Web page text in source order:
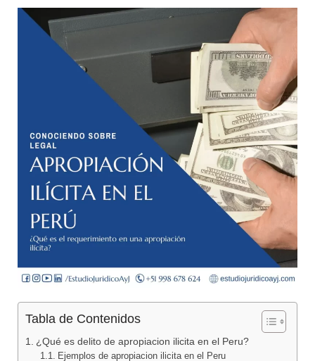
Tabla de Contenidos
¿Qué es delito de apropiacion ilicita en el Peru?
Ejemplos de apropiacion ilicita en el Peru